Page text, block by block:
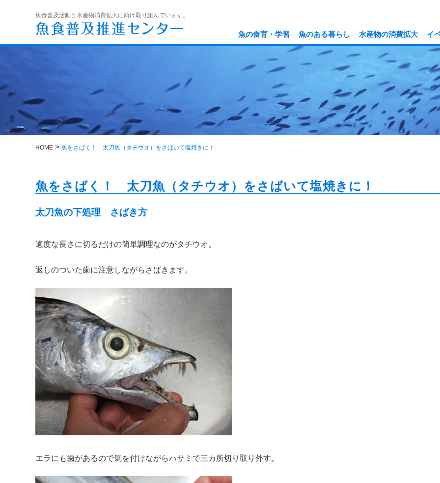
魚食普及活動と水産物消費拡大に向け取り組んでいます。
魚の食育・学習 魚のある暮らし 水産物の消費拡大 イ
HOME > 魚をさばく！ 太刀魚（タチウオ）をさばいて塩焼きに！
魚をさばく！ 太刀魚（タチウオ）をさばいて塩焼きに！
太刀魚の下処理 さばき方
適度な長さに切るだけの簡単調理なのがタチウオ。
返しのついた歯に注意しながらさばきます。
エラにも歯があるので気を付けながらハサミで三カ所切り取り外す。